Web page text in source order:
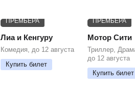
ПРЕМЬЕРА
Лиа и Кенгуру
Комедия, до 12 августа
Купить билет
ПРЕМЬЕРА
Мотор Сити
Триллер,
до 12 августа
Купить билет